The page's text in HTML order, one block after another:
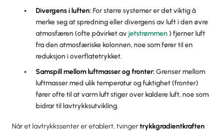
Divergens i luften:For større systemer er det viktig å
merke seg at spredning eller divergens av luft i den øvre
atmosfæren (ofte påvirket av jetstrømmen ) fjerner luft
fra den atmosfæriske kolonnen, noe som fører til en
reduksjon i overflatetrykket.
Samspill mellom luftmasser og fronter:Grenser mellom
luftmasser med ulik temperatur og fuktighet (fronter)
fører ofte til at varm luft stiger over kaldere luft, noe som
bidrar til lavtrykksutvikling.
Når et lavtrykkssenter er etablert, tvingertrykkgradientkraften